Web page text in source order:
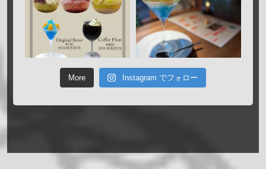
More Instagram でフォロー